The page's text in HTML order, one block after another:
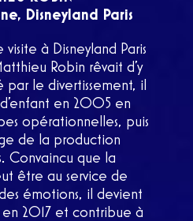
Disneyland Paris
à Disneyland Paris
Robin rêvait d’y
par le divertissement, il
en 2005 en
opérationnelles, puis
de la production
Convaincu que la
être au service de
émotions, il devient
2017 et contribue à